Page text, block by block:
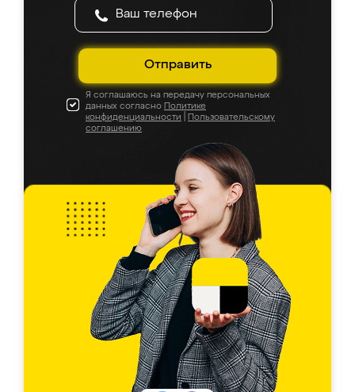
Отправить
Я соглашаюсь на передачу персональных
данных согласно Политике
конфиденциальности
Пользовательскому
соглашению